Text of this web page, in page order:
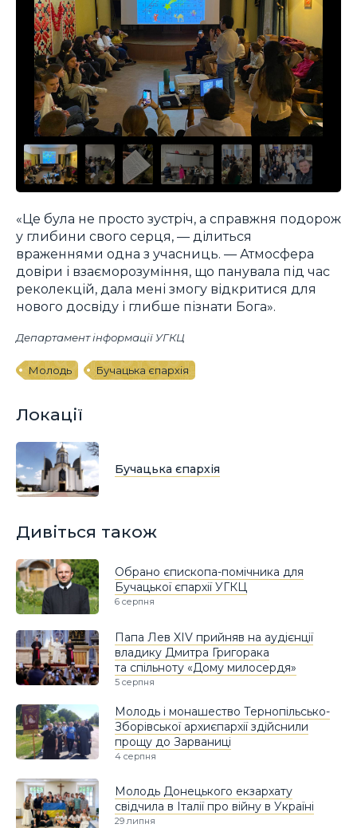
«Це була не просто зустріч, а справжня подорож
у глибини свого серця, — ділиться
враженнями одна з учасниць. — Атмосфера
довіри і взаєморозуміння, що панувала під час
реколекцій, дала мені змогу відкритися для
нового досвіду і глибше пізнати Бога».
Департамент інформації УГКЦ
Молодь Бучацька єпархія
Локації
Бучацька єпархія
Дивіться також
Обрано єпископа-помічника для
Бучацької єпархії УГКЦ
6 серпня
Папа Лев XIV прийняв на аудієнції
владику Дмитра Григорака
та спільноту «Дому милосердя»
5 серпня
Молодь і монашество Тернопільсько-
Зборівської архиєпархії здійснили
прощу до Зарваниці
4 серпня
Молодь Донецького екзархату
свідчила в Італії про війну в Україні
29 липня